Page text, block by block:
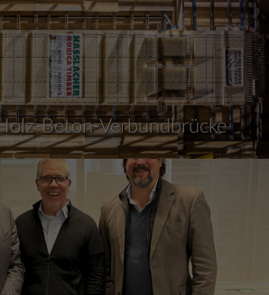
Beton-Verbundbrücke